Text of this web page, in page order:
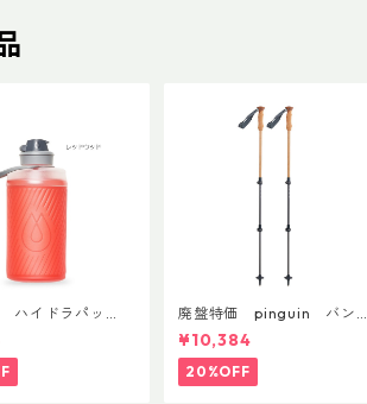
ハイドラパッ
クス 750ml
廃盤特価 pinguin バンブ
ーFLフォーム(ペア)
¥10,384
20%OFF